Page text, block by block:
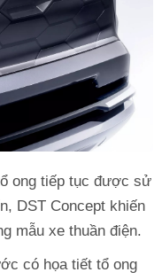
ong tiếp tục được sử
DST Concept khiến
mẫu xe thuần điện.
có họa tiết tổ ong